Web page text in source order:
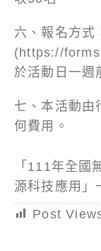
六、報名方式
(https://
於活動日一週
七、本活動由
何費用。
「111年全國
源科技應用」
Post